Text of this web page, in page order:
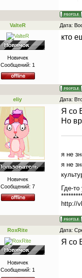
ValteR Дата:
Новичек
Сообщений: 1
кто
eliy Дата:
Новичек
Сообщений: 7
Я со
Но
я не
я не
Где-
http://
RoxRite Дата:
Новичек
Сообщений: 1
Я со